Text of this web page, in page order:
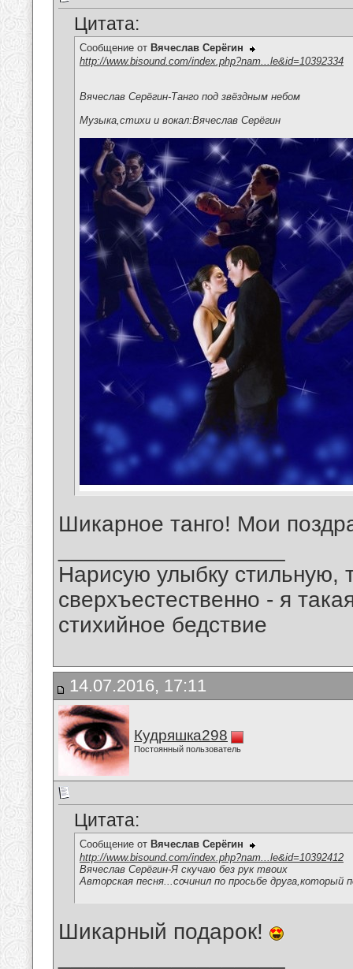
Цитата:
Сообщение от Вячеслав Серёгин
http://www.bisound.com/index.php?nam...le&id=10392334
Вячеслав Серёгин-Танго под звёздным небом
Музыка,стихи и вокал:Вячеслав Серёгин
Шикарное танго! Мои
Нарисую улыбку стильную,
сверхъестественно - я
стихийное бедствие
14.07.2016, 17:11
Кудряшка298
Постоянный пользователь
Цитата:
Сообщение от Вячеслав Серёгин
http://www.bisound.com/index.php?nam...le&id=10392412
Вячеслав Серёгин-Я скучаю без рук твоих
Авторская песня...сочинил по просьбе друга,который
Шикарный подарок!